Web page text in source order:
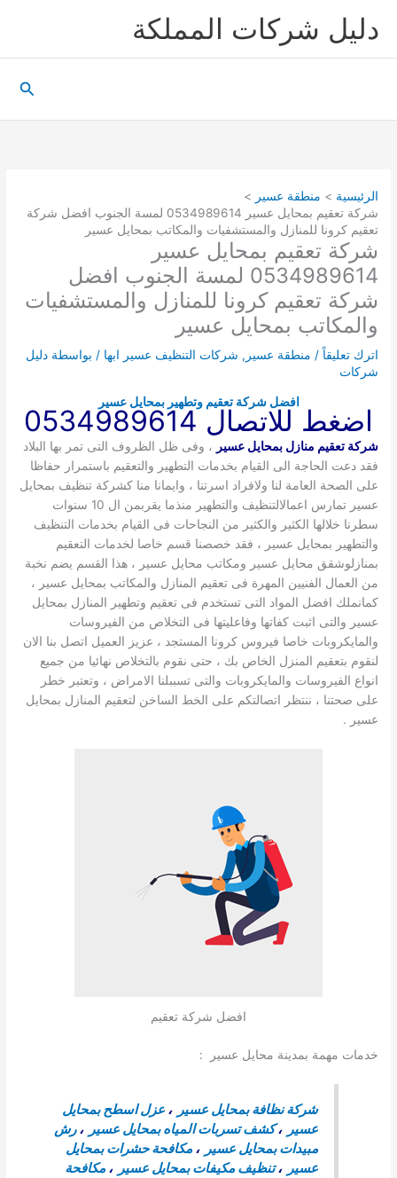
دليل شركات المملكة
الرئيسية
منطقة عسير
شركة تعقيم بمحايل عسير 0534989614 لمسة الجنوب افضل شركة
تعقيم كرونا للمنازل والمستشفيات والمكاتب بمحايل عسير
شركة تعقيم بمحايل عسير
0534989614 لمسة الجنوب افضل
شركة تعقيم كرونا للمنازل والمستشفيات
والمكاتب بمحايل عسير
اترك تعليقاً / منطقة عسير , شركات التنظيف عسير ابها / بواسطة دليل
شركات
افضل شركة تعقيم وتطهير بمحايل عسير
اضغط للاتصال 0534989614
شركة تعقيم منازل بمحايل عسير ، وفى ظل الظروف التى تمر بها البلاد
فقد دعت الحاجة الى القيام بخدمات التطهير والتعقيم باستمرار حفاظا
على الصحة العامة لنا ولافراد اسرتنا ، وايمانا منا كشركة تنظيف بمحايل
عسير تمارس اعمالالتنظيف والتطهير منذما يقربمن ال 10 سنوات
سطرنا خلالها الكثير والكثير من النجاحات فى القيام بخدمات التنظيف
والتطهير بمحايل عسير ، فقد خصصنا قسم خاصا لخدمات التعقيم
بمنازلوشقق محايل عسير ومكاتب محايل عسير ، هذا القسم يضم نخبة
من العمال الفنيين المهرة فى تعقيم المنازل والمكاتب بمحايل عسير ،
كمانملك افضل المواد التى تستخدم فى تعقيم وتطهير المنازل بمحايل
عسير والتى اثبت كفاتها وفاعليتها فى التخلاص من الفيروسات
والمايكروبات خاصا فيروس كرونا المستجد ، عزيز العميل اتصل بنا الان
لنقوم بتعقيم المنزل الخاص بك ، حتى نقوم بالتخلاص نهائيا من جميع
انواع الفيروسات والمايكروبات والتى تسببلنا الامراض ، وتعتبر خطر
على صحتنا ، ننتظر اتصالتكم على الخط الساخن لتعقيم المنازل بمحايل
عسير .
افضل شركة تعقيم
خدمات مهمة بمدينة محايل عسير :
شركة نظافة بمحايل عسير ،عزل اسطح بمحايل
عسير ،كشف تسربات المياه بمحايل عسير ،رش
مبيدات بمحايل عسير ،مكافحة حشرات بمحايل
عسير ،تنظيف مكيفات بمحايل عسير ،مكافحة